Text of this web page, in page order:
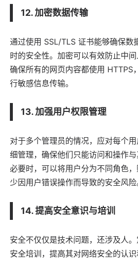
12. 加密数据传输
通过使用 SSL/TLS 证书能够确保数
时的安全性。加密可以有效防止中间
确保所有的网页内容都使用 HTTPS
行敏感信息传输。
13. 加强用户权限管理
对于多个管理员的情况，应对每个
细管理，确保他们只能访问和操作与
必要时，可以将用户分为不同角色
少因用户错误操作而导致的安全风险
14. 提高安全意识与培训
安全不仅仅是技术问题，还涉及人
安全培训，提高其对网络安全的认